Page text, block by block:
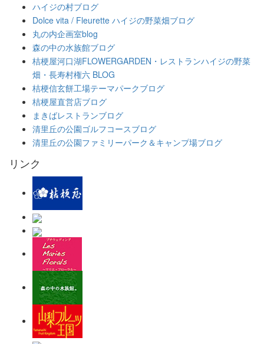
ハイジの村ブログ
Dolce vita / Fleurette ハイジの野菜畑ブログ
丸の内企画室blog
森の中の水族館ブログ
桔梗屋河口湖FLOWERGARDEN・レストランハイジの野菜
畑・長寿村権六 BLOG
桔梗信玄餅工場テーマパークブログ
桔梗屋直営店ブログ
まきばレストランブログ
清里丘の公園ゴルフコースブログ
清里丘の公園ファミリーパーク＆キャンプ場ブログ
リンク